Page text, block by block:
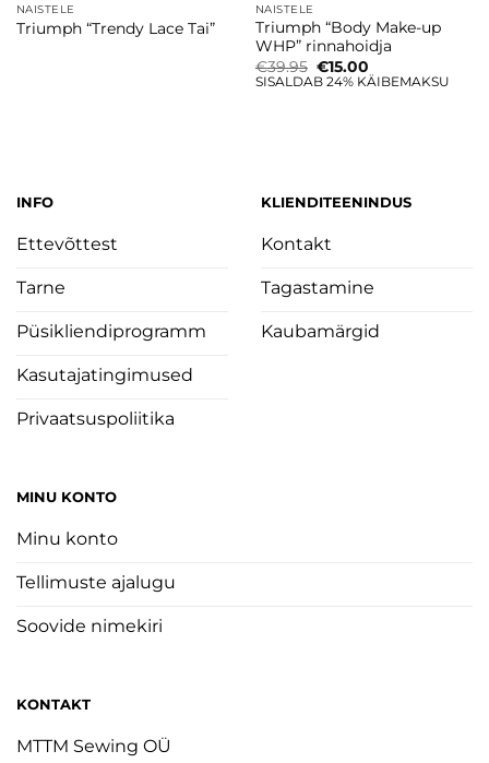
NAISTELE
Triumph “Trendy Lace Tai”
NAISTELE
Triumph “Body Make-up
WHP” rinnahoidja
€39.95 Algne
hind
€15.00Current
price
SISALDAB 24% KÄIBEMAKSU
INFO
Ettevõttest
Tarne
Püsikliendiprogramm
Kasutajatingimused
Privaatsuspoliitika
KLIENDITEENINDUS
Kontakt
Tagastamine
Kaubamärgid
MINU KONTO
Minu konto
Tellimuste ajalugu
Soovide nimekiri
KONTAKT
MTTM Sewing OÜ